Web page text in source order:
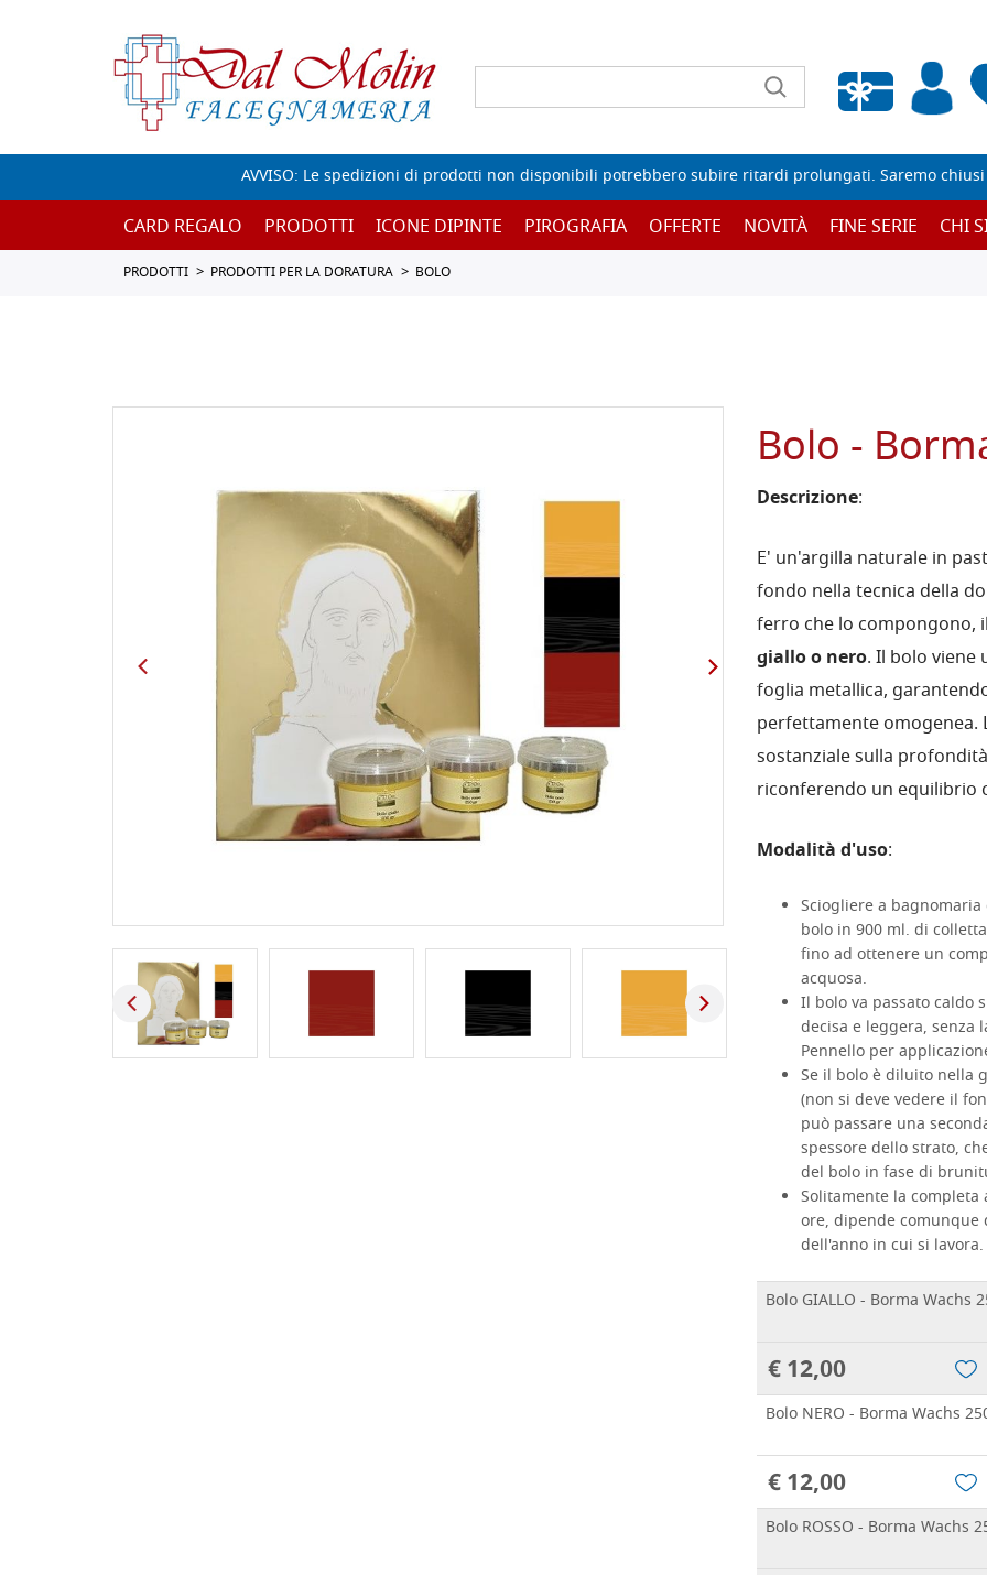
Wishlist vuota
AVVISO: Le spedizioni di prodotti non disponibili potrebbero subire ritardi prolungati. Saremo
CARD REGALO PRODOTTI ICONE DIPINTE PIROGRAFIA OFFERTE NOVITÀ FINE SERIE CHI
PRODOTTI PRODOTTI PER LA DORATURA BOLO
Bolo -
Descrizione:
E' un'argilla naturale in
fondo nella tecnica della
ferro che lo compongono,
giallo o nero. Il bolo viene
foglia metallica,
perfettamente omogenea.
sostanziale sulla
riconferendo un equilibrio
Modalità d'uso:
Sciogliere a
bolo in 900 ml. di
fino ad ottenere un
acquosa.
Il bolo va passato caldo
decisa e leggera, senza
Pennello per
Se il bolo è diluito nella
(non si deve vedere il
può passare una
spessore dello strato,
del bolo in fase di
Solitamente la
ore, dipende
dell'anno in cui si lavora.
Bolo GIALLO - Borma Wachs
€ 12,00
Bolo NERO - Borma Wachs
€ 12,00
Bolo ROSSO - Borma Wachs